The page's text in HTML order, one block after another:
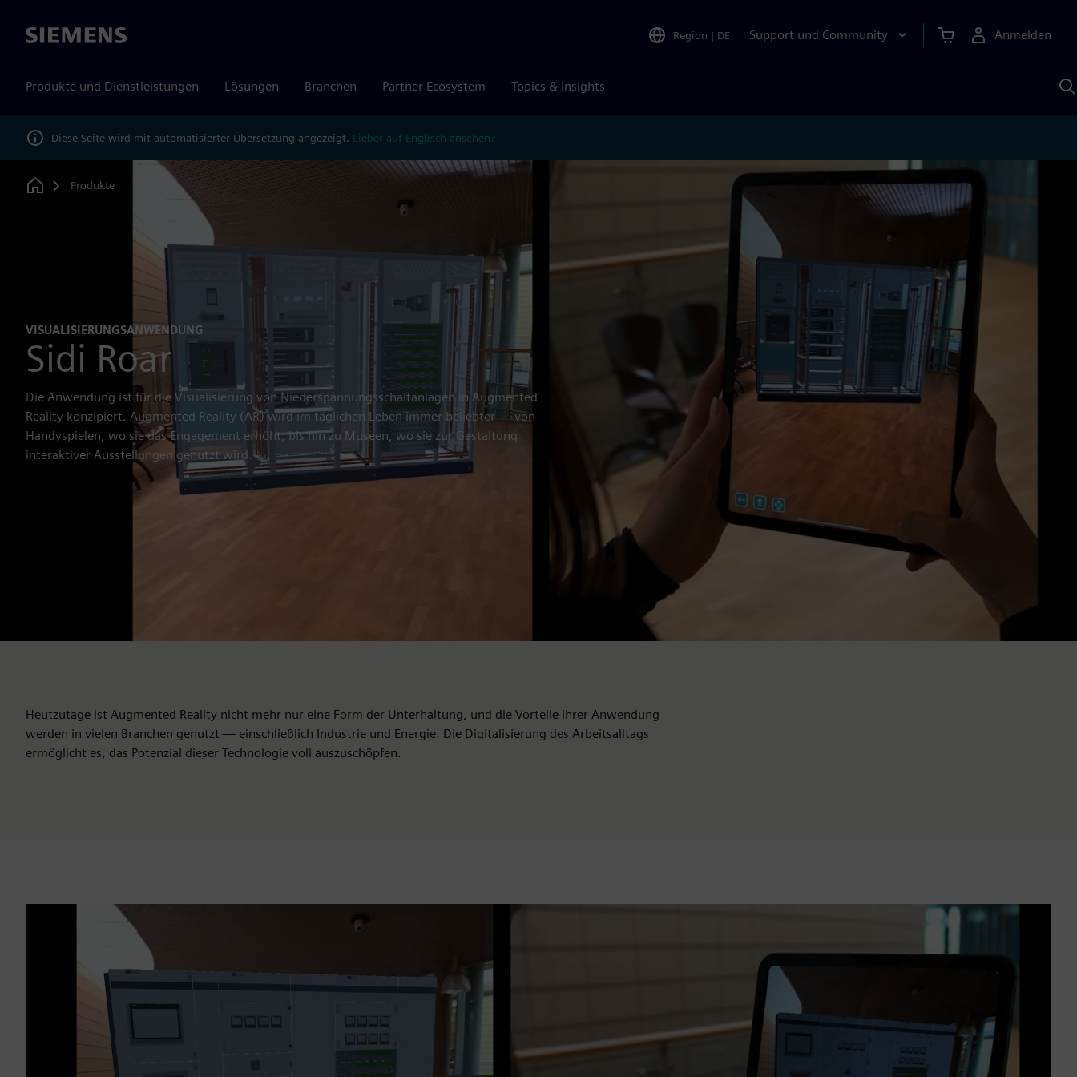
Siemens Region | DE Support und Community Anmelden
Produkte und Dienstleistungen Lösungen Branchen Partner Ecosystem Topics & Insights
KI
Diese Seite wird mit automatisierter Übersetzung angezeigt. Lieber auf Englisch ansehen?
Home
Produkte
VISUALISIERUNGSANWENDUNG
Sidi Roar
Die Anwendung ist für die Visualisierung von Niederspannungsschaltanlagen in Augmented
Reality konzipiert. Augmented Reality (AR) wird im täglichen Leben immer beliebter — von
Handyspielen, wo sie das Engagement erhöht, bis hin zu Museen, wo sie zur Gestaltung
interaktiver Ausstellungen genutzt wird.
Heutzutage ist Augmented Reality nicht mehr nur eine Form der Unterhaltung, und die Vorteile ihrer Anwendung
werden in vielen Branchen genutzt — einschließlich Industrie und Energie. Die Digitalisierung des Arbeitsalltags
ermöglicht es, das Potenzial dieser Technologie voll auszuschöpfen.